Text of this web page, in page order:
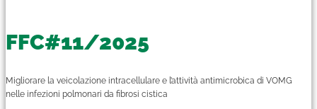
FFC#11/2025
Migliorare la veicolazione intracellulare e l’attività antimicrobica di VOMG
nelle infezioni polmonari da fibrosi cistica